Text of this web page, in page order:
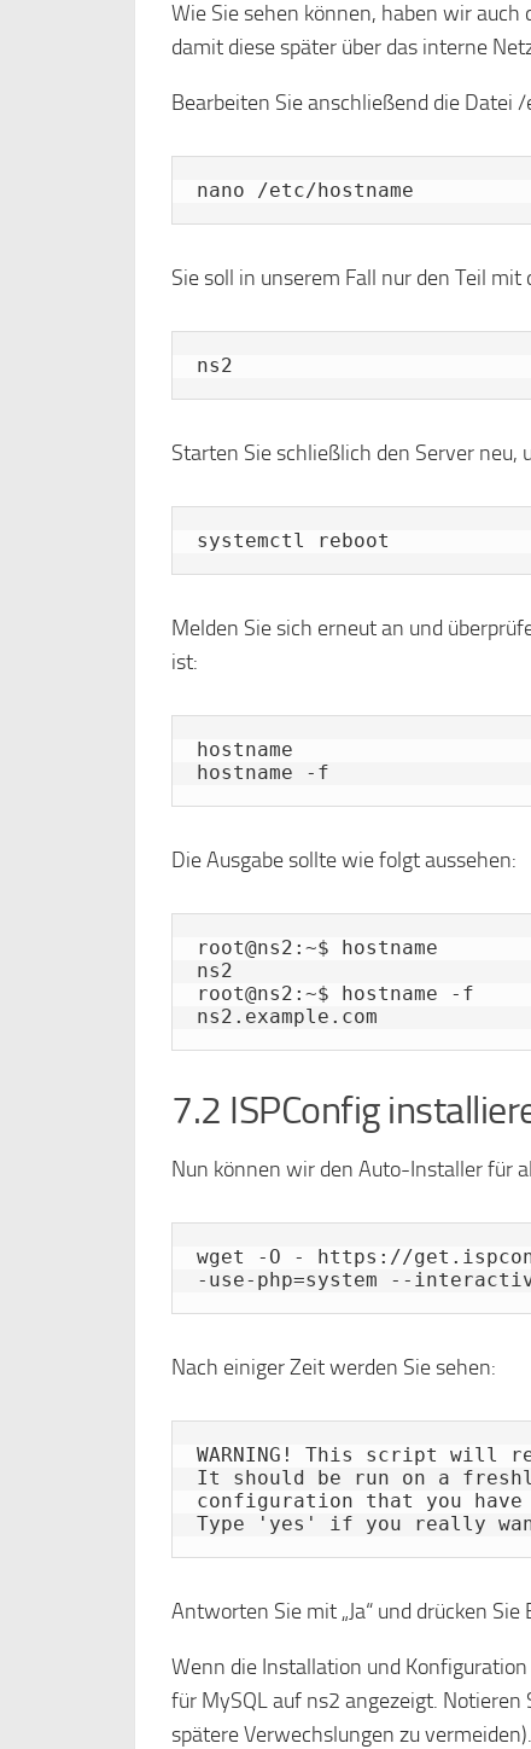
Wie Sie sehen können, haben wir
damit diese später über das interne
Bearbeiten Sie anschließend die Datei
nano /etc/hostname
Sie soll in unserem Fall nur den Teil
ns2
Starten Sie schließlich den Server neu,
systemctl reboot
Melden Sie sich erneut an und
ist:
hostname
hostname -f
Die Ausgabe sollte wie folgt aussehen:
root@ns2:~$ hostname
ns2
root@ns2:~$ hostname -f
ns2.example.com
7.2 ISPConfig
Nun können wir den Auto-Installer für
wget -O - https://
-use-php=system --
Nach einiger Zeit werden Sie sehen:
WARNING! This script will
It should be run on a
configuration that you
Type 'yes' if you really
Antworten Sie mit „Ja“ und drücken
Wenn die Installation und
für MySQL auf ns2 angezeigt.
spätere Verwechslungen zu vermeiden).